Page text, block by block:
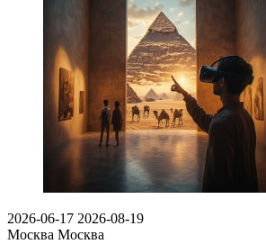
2026-06-17 2026-08-19
Москва Москва